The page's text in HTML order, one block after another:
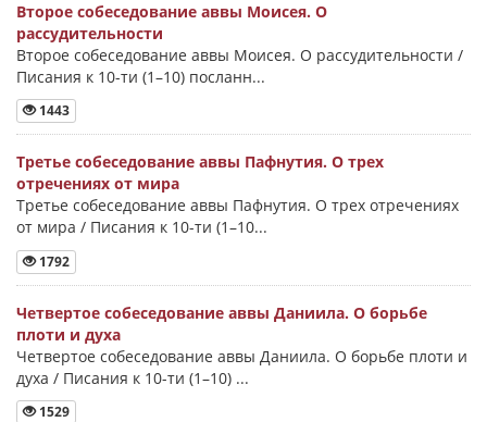
Второе собеседование аввы Моисея. О
рассудительности
Второе собеседование аввы Моисея. О рассудительности /
Писания к 10-ти (1–10) посланн...
1443
Третье собеседование аввы Пафнутия. О трех
отречениях от мира
Третье собеседование аввы Пафнутия. О трех отречениях
от мира / Писания к 10-ти (1–10...
1792
Четвертое собеседование аввы Даниила. О борьбе
плоти и духа
Четвертое собеседование аввы Даниила. О борьбе плоти и
духа / Писания к 10-ти (1–10) ...
1529